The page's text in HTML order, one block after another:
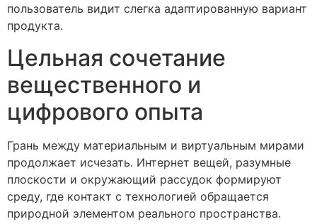
пользователь видит слегка адаптированную вариант
продукта.
Цельная сочетание
вещественного и
цифрового опыта
Грань между материальным и виртуальным мирами
продолжает исчезать. Интернет вещей, разумные
плоскости и окружающий рассудок формируют
среду, где контакт с технологией обращается
природной элементом реального пространства.